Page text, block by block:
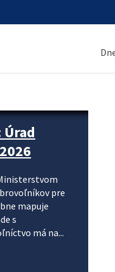
krokom
fakturačných
faktúra stala
a
chýb a podporiť